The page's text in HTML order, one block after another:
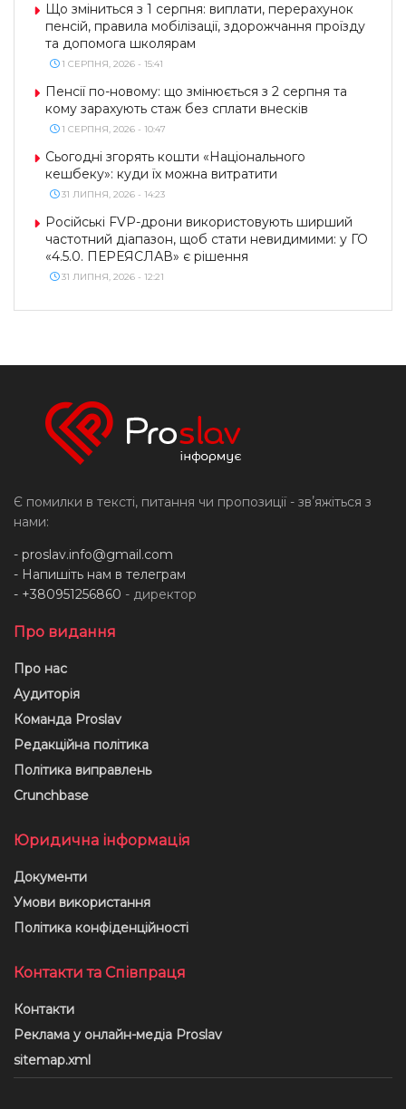
Що зміниться з 1 серпня: виплати, перерахунок
пенсій, правила мобілізації, здорожчання проїзду
та допомога школярам
1 СЕРПНЯ, 2026 - 15:41
Пенсії по-новому: що змінюється з 2 серпня та
кому зарахують стаж без сплати внесків
1 СЕРПНЯ, 2026 - 10:47
Сьогодні згорять кошти «Національного
кешбеку»: куди їх можна витратити
31 ЛИПНЯ, 2026 - 14:23
Російські FVP-дрони використовують ширший
частотний діапазон, щоб стати невидимими: у ГО
«4.5.0. ПЕРЕЯСЛАВ» є рішення
31 ЛИПНЯ, 2026 - 12:21
Є помилки в тексті, питання чи пропозиції - звʼяжіться з
нами:
- proslav.info@gmail.com
- Напишіть нам в телеграм
- +380951256860 - директор
Про видання
Про нас
Аудиторія
Команда Proslav
Редакційна політика
Політика виправлень
Crunchbase
Юридична інформація
Документи
Умови використання
Політика конфіденційності
Контакти та Співпраця
Контакти
Реклама у онлайн-медіа Proslav
sitemap.xml